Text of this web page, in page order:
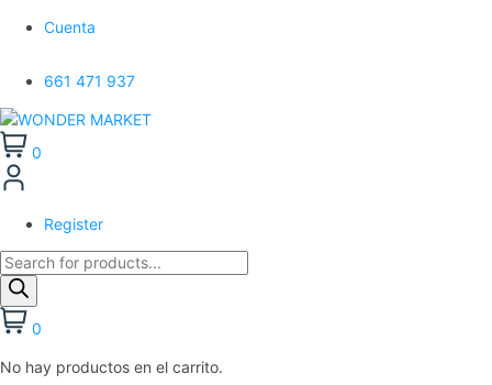
Cuenta
661 471 937
0
Register
Búsqueda
de
productos
0
No hay productos en el carrito.